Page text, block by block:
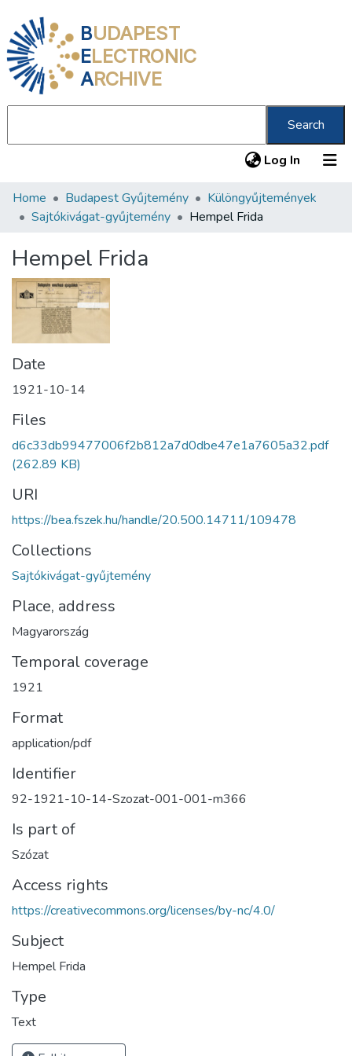
BUDAPEST
ELECTRONIC
ARCHIVE
Search
Log In (current)
Communities & Collections
Statistics
About us
Home Budapest Gyűjtemény
Különgyűjtemények
Sajtókivágat-gyűjtemény
Hempel Frida
Hempel Frida
Date
1921-10-14
Files
d6c33db99477006f2b812a7d0dbe47e1a7605a32.pdf
(262.89 KB)
URI
https://bea.fszek.hu/handle/20.500.14711/109478
Collections
Sajtókivágat-gyűjtemény
Place, address
Magyarország
Temporal coverage
1921
Format
application/pdf
Identifier
92-1921-10-14-Szozat-001-001-m366
Is part of
Szózat
Access rights
https://creativecommons.org/licenses/by-nc/4.0/
Subject
Hempel Frida
Type
Text